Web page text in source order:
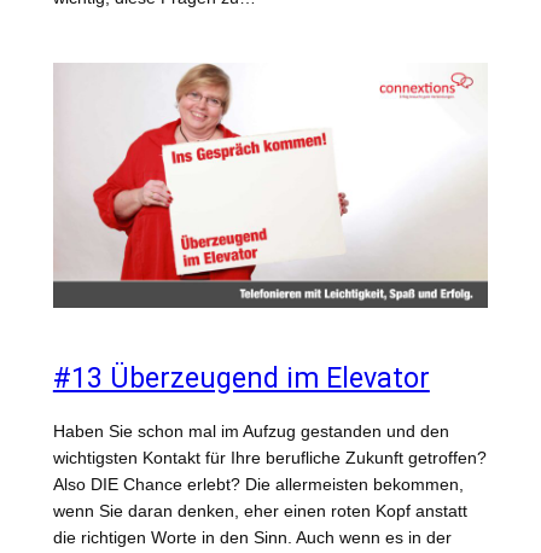
#13 Überzeugend im Elevator
Haben Sie schon mal im Aufzug gestanden und den
wichtigsten Kontakt für Ihre berufliche Zukunft getroffen?
Also DIE Chance erlebt? Die allermeisten bekommen,
wenn Sie daran denken, eher einen roten Kopf anstatt
die richtigen Worte in den Sinn. Auch wenn es in der